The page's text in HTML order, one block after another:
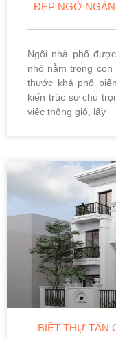
ĐẸP NGỠ
Ngôi nhà phố
nhỏ nằm trong
thước khá phổ
kiến trúc sư chú
việc thông gió, lấy
BIỆT THỰ TÂN